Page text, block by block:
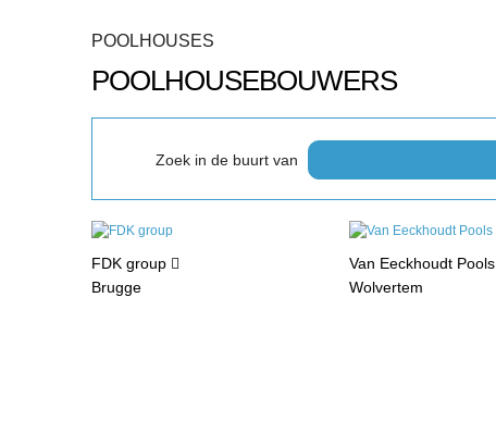
POOLHOUSES
POOLHOUSEBOUWERS
Zoek in de buurt van
FDK group
Brugge
Van Eeckhoudt Pools
Wolvertem